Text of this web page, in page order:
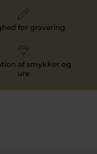
for gravering
af smykker og
ure